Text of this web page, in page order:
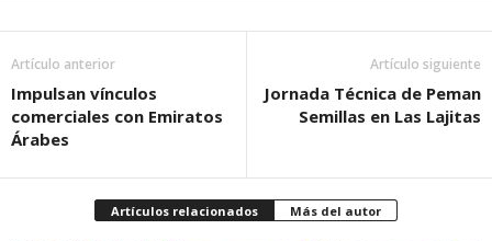
Artículo anterior
Impulsan vínculos
comerciales con Emiratos
Árabes
Artículo siguiente
Jornada Técnica de Peman
Semillas en Las Lajitas
Artículos relacionados Más del autor